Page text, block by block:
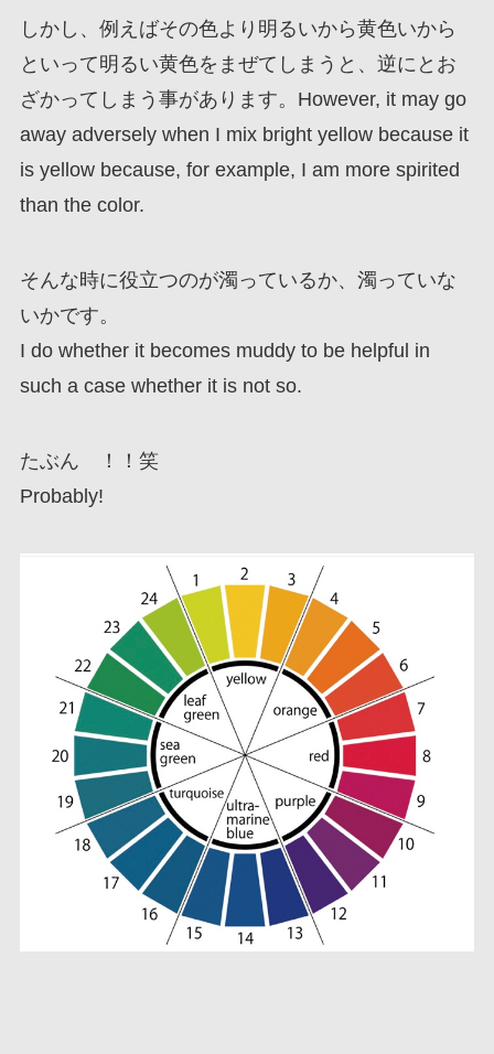
しかし、例えばその色より明るいから黄色いから
といって明るい黄色をまぜてしまうと、逆にとお
ざかってしまう事があります。However, it may go
away adversely when I mix bright yellow because it
is yellow because, for example, I am more spirited
than the color.
そんな時に役立つのが濁っているか、濁っていな
いかです。
I do whether it becomes muddy to be helpful in
such a case whether it is not so.
たぶん ！！笑
Probably!